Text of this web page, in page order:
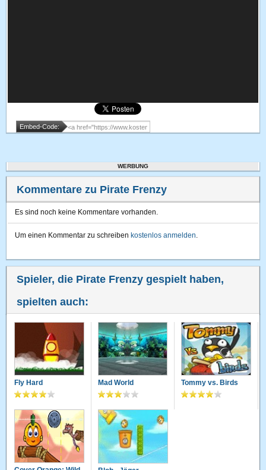
Embed-Code:
WERBUNG
Kommentare zu Pirate Frenzy
Es sind noch keine Kommentare vorhanden.
Um einen Kommentar zu schreiben kostenlos anmelden.
Spieler, die Pirate Frenzy gespielt haben,
spielten auch:
Fly Hard Mad World Tommy vs. Birds